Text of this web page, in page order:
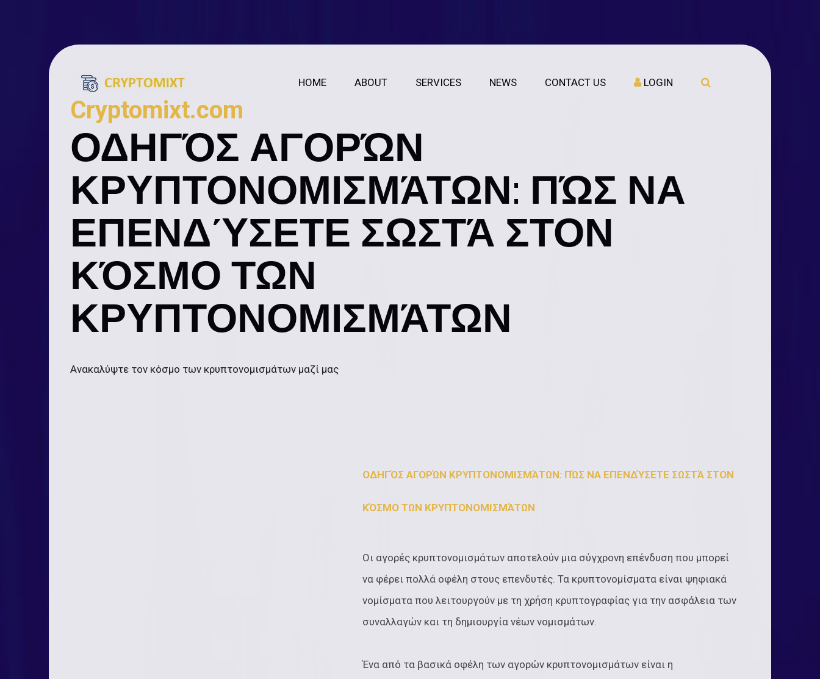
HOME ABOUT SERVICES NEWS CONTACT US LOGIN
Cryptomixt.com
ΟΔΗΓΌΣ ΑΓΟΡΏΝ
ΚΡΥΠΤΟΝΟΜΙΣΜΆΤΩΝ: ΠΏΣ ΝΑ
ΕΠΕΝΔΎΣΕΤΕ ΣΩΣΤΆ ΣΤΟΝ
ΚΌΣΜΟ ΤΩΝ
ΚΡΥΠΤΟΝΟΜΙΣΜΆΤΩΝ
Ανακαλύψτε τον κόσμο των κρυπτονομισμάτων μαζί μας
ΟΔΗΓΌΣ ΑΓΟΡΏΝ ΚΡΥΠΤΟΝΟΜΙΣΜΆΤΩΝ: ΠΏΣ ΝΑ ΕΠΕΝΔΎΣΕΤΕ ΣΩΣΤΆ ΣΤΟΝ
ΚΌΣΜΟ ΤΩΝ ΚΡΥΠΤΟΝΟΜΙΣΜΆΤΩΝ
Οι αγορές κρυπτονομισμάτων αποτελούν μια σύγχρονη επένδυση που μπορεί
να φέρει πολλά οφέλη στους επενδυτές. Τα κρυπτονομίσματα είναι ψηφιακά
νομίσματα που λειτουργούν με τη χρήση κρυπτογραφίας για την ασφάλεια των
συναλλαγών και τη δημιουργία νέων νομισμάτων.
Ένα από τα βασικά οφέλη των αγορών κρυπτονομισμάτων είναι η